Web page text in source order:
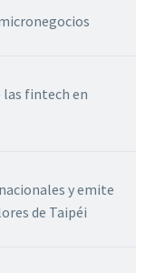
las fintech en
y emite
de Taipéi